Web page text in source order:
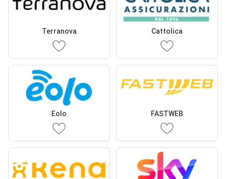
Terranova Cattolica
Eolo FASTWEB